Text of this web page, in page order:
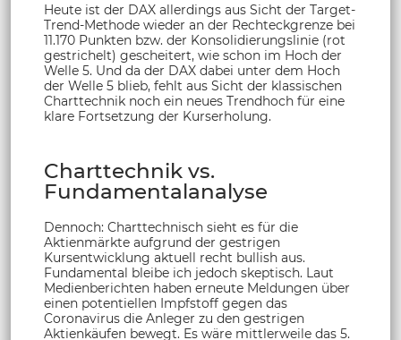
Heute ist der DAX allerdings aus Sicht der Target-
Trend-Methode wieder an der Rechteckgrenze bei
11.170 Punkten bzw. der Konsolidierungslinie (rot
gestrichelt) gescheitert, wie schon im Hoch der
Welle 5. Und da der DAX dabei unter dem Hoch
der Welle 5 blieb, fehlt aus Sicht der klassischen
Charttechnik noch ein neues Trendhoch für eine
klare Fortsetzung der Kurserholung.
Charttechnik vs.
Fundamentalanalyse
Dennoch: Charttechnisch sieht es für die
Aktienmärkte aufgrund der gestrigen
Kursentwicklung aktuell recht bullish aus.
Fundamental bleibe ich jedoch skeptisch. Laut
Medienberichten haben erneute Meldungen über
einen potentiellen Impfstoff gegen das
Coronavirus die Anleger zu den gestrigen
Aktienkäufen bewegt. Es wäre mittlerweile das 5.